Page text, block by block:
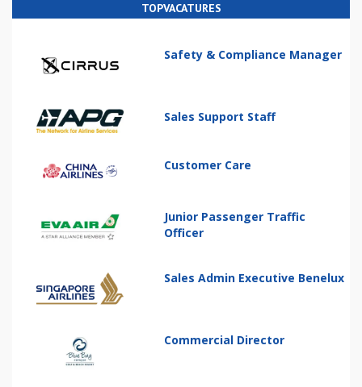
TOPVACATURES
Safety & Compliance Manager
Sales Support Staff
Customer Care
Junior Passenger Traffic
Officer
Sales Admin Executive Benelux
Commercial Director